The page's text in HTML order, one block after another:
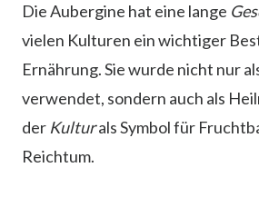
Die Aubergine hat eine lange
vielen Kulturen ein wichtiger
Ernährung. Sie wurde nicht nur
verwendet, sondern auch als
der Kulturals Symbol für
Reichtum.